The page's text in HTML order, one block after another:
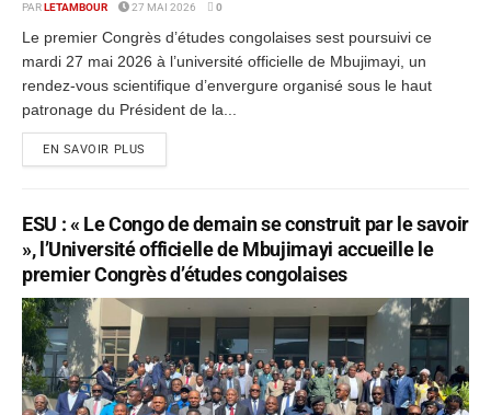
PAR LETAMBOUR 27 MAI 2026 0
Le premier Congrès d’études congolaises sest poursuivi ce
mardi 27 mai 2026 à l’université officielle de Mbujimayi, un
rendez-vous scientifique d’envergure organisé sous le haut
patronage du Président de la...
EN SAVOIR PLUS
ESU : « Le Congo de demain se construit par le savoir
», l’Université officielle de Mbujimayi accueille le
premier Congrès d’études congolaises